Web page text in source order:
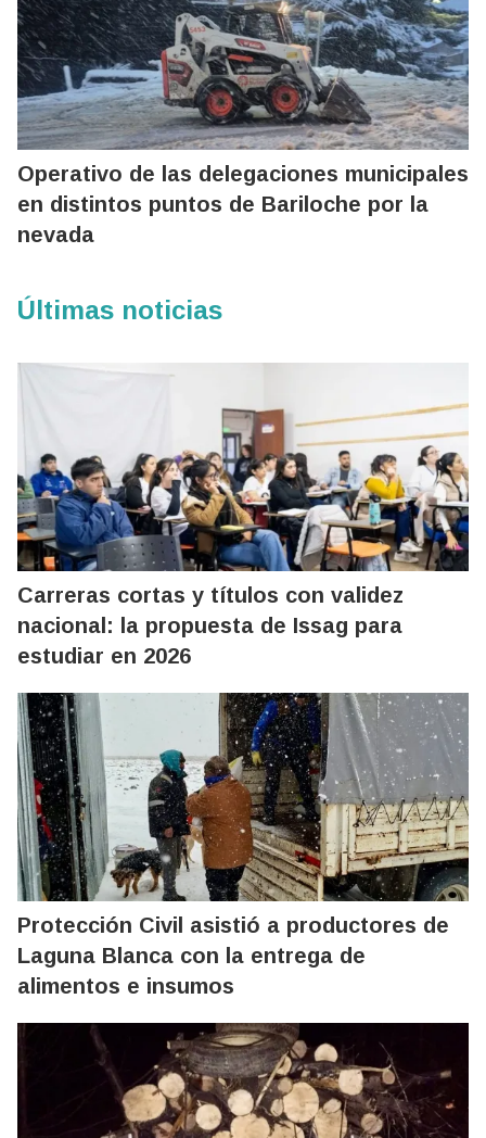
Operativo de las delegaciones municipales
en distintos puntos de Bariloche por la
nevada
Últimas noticias
Carreras cortas y títulos con validez
nacional: la propuesta de Issag para
estudiar en 2026
Protección Civil asistió a productores de
Laguna Blanca con la entrega de
alimentos e insumos